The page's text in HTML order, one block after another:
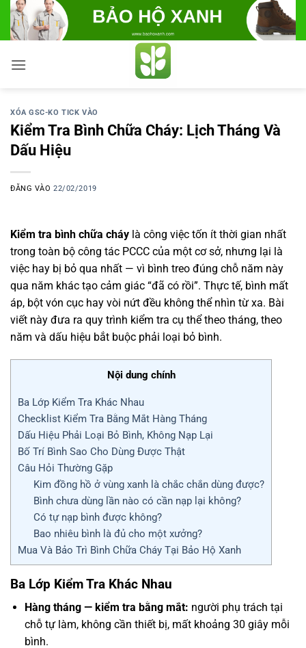
Bỏ
qua
nội
dung
XÓA GSC-KO TICK VÀO
Kiểm Tra Bình Chữa Cháy: Lịch Tháng Và
Dấu Hiệu
ĐĂNG VÀO22/02/2019
Kiểm tra bình chữa cháy là công việc tốn ít thời gian nhất
trong toàn bộ công tác PCCC của một cơ sở, nhưng lại là
việc hay bị bỏ qua nhất — vì bình treo đúng chỗ năm này
qua năm khác tạo cảm giác “đã có rồi”. Thực tế, bình mất
áp, bột vón cục hay vòi nứt đều không thể nhìn từ xa. Bài
viết này đưa ra quy trình kiểm tra cụ thể theo tháng, theo
năm và dấu hiệu bắt buộc phải loại bỏ bình.
Nội dung chính
Ba Lớp Kiểm Tra Khác Nhau
Checklist Kiểm Tra Bằng Mắt Hàng Tháng
Dấu Hiệu Phải Loại Bỏ Bình, Không Nạp Lại
Bố Trí Bình Sao Cho Dùng Được Thật
Câu Hỏi Thường Gặp
Kim đồng hồ ở vùng xanh là chắc chắn dùng được?
Bình chưa dùng lần nào có cần nạp lại không?
Có tự nạp bình được không?
Bao nhiêu bình là đủ cho một xưởng?
Mua Và Bảo Trì Bình Chữa Cháy Tại Bảo Hộ Xanh
Ba Lớp Kiểm Tra Khác Nhau
Hàng tháng — kiểm tra bằng mắt: người phụ trách tại
chỗ tự làm, không cần thiết bị, mất khoảng 30 giây mỗi
bình.